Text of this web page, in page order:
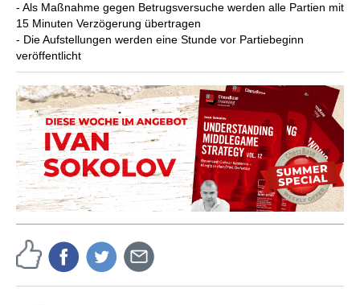
- Als Maßnahme gegen Betrugsversuche werden alle Partien mit
15 Minuten Verzögerung übertragen
- Die Aufstellungen werden eine Stunde vor Partiebeginn
veröffentlicht